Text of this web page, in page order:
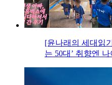
[윤나래의 세대읽
는 50대’ 취향엔